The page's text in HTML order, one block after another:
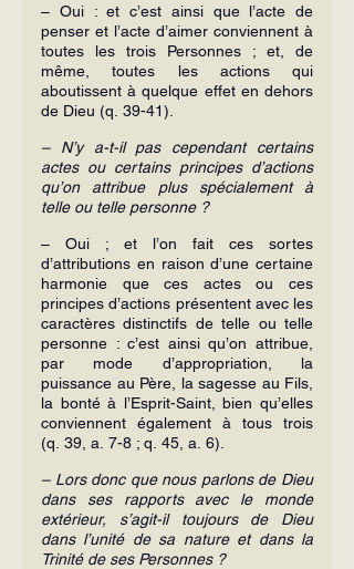
– Oui : et c’est ainsi que l’acte de
penser et l’acte d’aimer conviennent à
toutes les trois Personnes ; et, de
même, toutes les actions qui
aboutissent à quelque effet en dehors
de Dieu (q. 39-41).
– N’y a-t-il pas cependant certains
actes ou certains principes d’actions
qu’on attribue plus spécialement à
telle ou telle personne ?
– Oui ; et l’on fait ces sortes
d’attributions en raison d’une certaine
harmonie que ces actes ou ces
principes d’actions présentent avec les
caractères distinctifs de telle ou telle
personne : c’est ainsi qu’on attribue,
par mode d’appropriation, la
puissance au Père, la sagesse au Fils,
la bonté à l’Esprit-Saint, bien qu’elles
conviennent également à tous trois
(q. 39, a. 7-8 ; q. 45, a. 6).
– Lors donc que nous parlons de Dieu
dans ses rapports avec le monde
extérieur, s’agit-il toujours de Dieu
dans l’unité de sa nature et dans la
Trinité de ses Personnes ?